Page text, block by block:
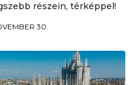
részein, térképpel!
30.